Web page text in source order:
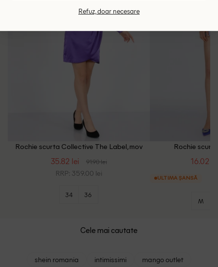
Rochie scurta Collective The Label, mov
35.82 lei 91.90 lei
RRP: 359.00 lei
34 36
Rochie
16.02
ULTIMA ȘANSĂ
M
Cele mai cautate
shein romania intimissimi
mango outlet
Refuz, doar necesare